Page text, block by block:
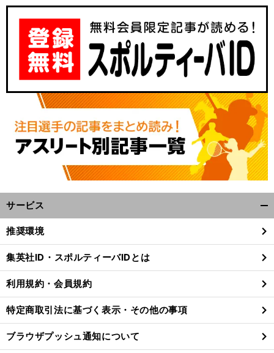
サービス
閉
る
推奨環境
集英社ID・スポルティーバIDとは
利用規約・会員規約
特定商取引法に基づく表示・その他の事項
ブラウザプッシュ通知について